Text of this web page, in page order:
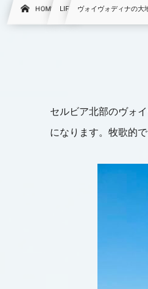
HOME LIFE ヴォイヴォディナの大
セルビア北部のヴォ
になります。牧歌的